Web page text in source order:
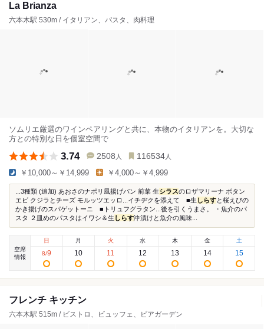
La Brianza
六本木駅 530m / イタリアン、パスタ、肉料理
ソムリエ厳選のワインペアリングと共に、本物のイタリアンを。大切な
方との特別な日を個室空間で
3.74 2508 人 116534 人
￥10,000～￥14,999 ￥4,000～￥4,999
...3種類 (追加) あおさのナポリ風揚げパン 前菜 生シラスのロザマリーナ ボタン
エビ クジラとチーズ モルッツエッロ...イチヂクを添えて ■生 しらすと桜えびの
かき揚げのスパゲットーニ ■トリュフグラタン...後を引くうまさ。 ・魚介のパ
スタ ２皿めのパスタはイワシ＆生 しらす沖漬けと魚介の風味...
空席
情報
日
8/9
月
10
火
11
水
12
木
13
金
14
土
15
フレンチ キッチン
六本木駅 515m / ビストロ、ビュッフェ、ビアガーデン